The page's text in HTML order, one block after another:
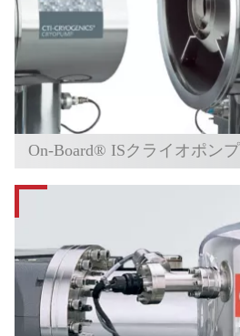
On-Board® ISクライオポンプ